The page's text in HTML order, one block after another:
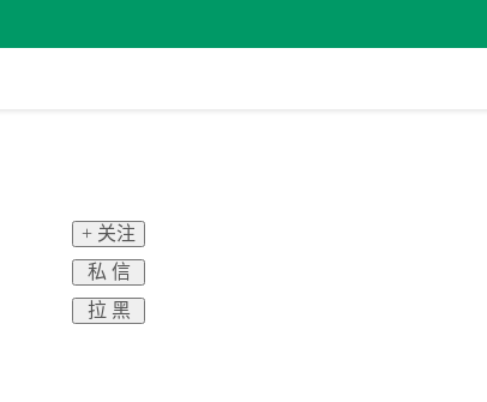
+ 关注
私 信
拉 黑